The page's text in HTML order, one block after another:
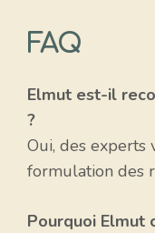
FAQ
Elmut est-il
?
Oui, des experts
formulation des
Pourquoi